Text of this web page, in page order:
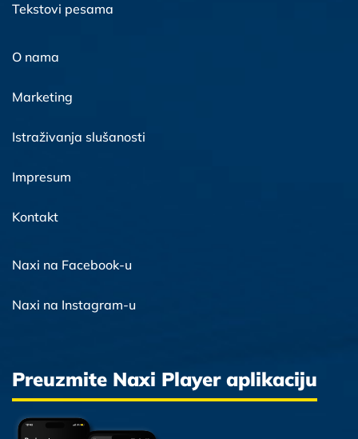
Tekstovi pesama
O nama
Marketing
Istraživanja slušanosti
Impresum
Kontakt
Naxi na Facebook-u
Naxi na Instagram-u
Preuzmite Naxi Player aplikaciju